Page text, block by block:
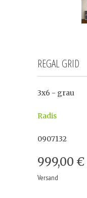
REGAL GRID
3x6 - grau
Radis
0907132
999,00 €
Versand